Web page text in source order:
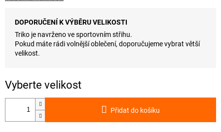
DOPORUČENÍ K VÝBĚRU VELIKOSTI
Triko je navrženo ve sportovním střihu.
Pokud máte rádi volnější oblečení, doporučujeme vybrat větší
velikost.
Přidat do košíku